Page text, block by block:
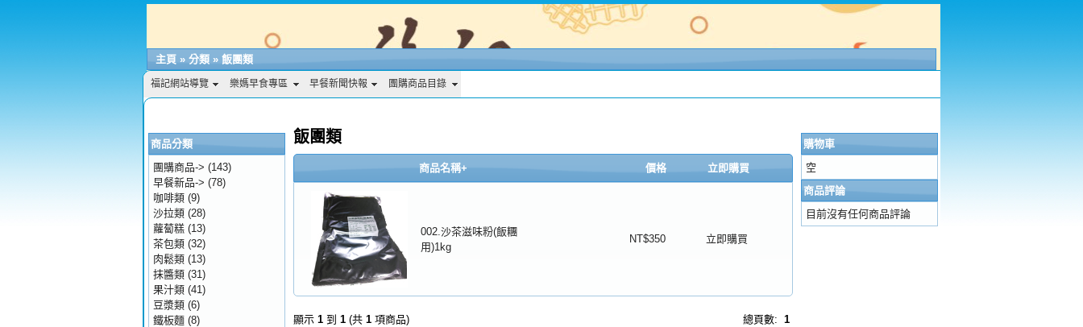
主頁 » 分類 » 飯團類
福記網站導覽 樂媽早食專區 早餐新聞快報 團購商品目錄
飯團類
商品名稱+ 價格 立即購買
002.沙茶滋味粉(飯糰
用)1kg
NT$350 立即購買
總頁數: 1
顯示 1 到 1 (共 1 項商品)
商品分類
團購商品-> (143)
早餐新品-> (78)
咖啡類 (9)
沙拉類 (28)
蘿蔔糕 (13)
茶包類 (32)
肉鬆類 (13)
抹醬類 (31)
果汁類 (41)
豆漿類 (6)
鐵板麵 (8)
購物車
空
商品評論
目前沒有任何商品評論